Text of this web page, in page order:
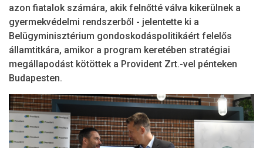
azon fiatalok számára, akik felnőtté válva kikerülnek a
gyermekvédelmi rendszerből - jelentette ki a
Belügyminisztérium gondoskodáspolitikáért felelős
államtitkára, amikor a program keretében stratégiai
megállapodást kötöttek a Provident Zrt.-vel pénteken
Budapesten.